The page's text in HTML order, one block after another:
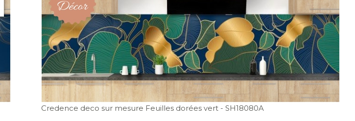
Credence deco sur mesure Feuilles dorées vert - SH18080A